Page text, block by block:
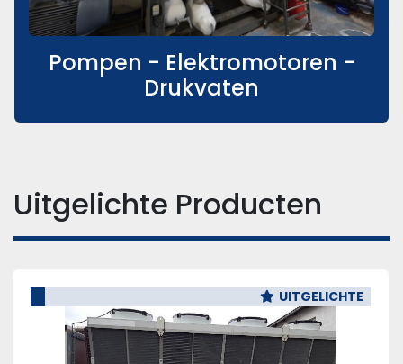
Pompen - Elektromotoren -
Drukvaten
Uitgelichte Producten
UITGELICHTE